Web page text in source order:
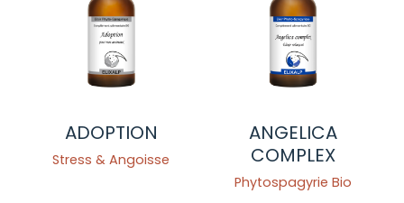
ADOPTION
Stress & Angoisse
ANGELICA
COMPLEX
Phytospagyrie Bio